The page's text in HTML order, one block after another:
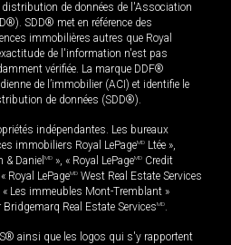
distribution de données de l'Association
SDD® met en référence des
immobilières autres que Royal
de l'information n'est pas
vérifiée. La marque DDF®
de l’immobilier (ACI) et identifie le
de données (SDD®).
indépendantes. Les bureaux
immobiliers Royal LePageMD Ltée »,
Daniel MD », « Royal LePageMD Credit
Royal LePageMD West Real Estate Services
« Les immeubles Mont-Tremblant »
Real Estate ServicesMD.
ainsi que les logos qui s'y rapportent